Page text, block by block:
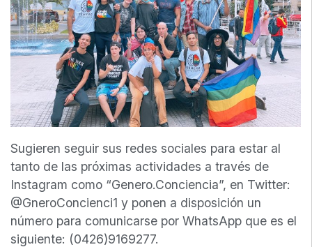
Sugieren seguir sus redes sociales para estar al
tanto de las próximas actividades a través de
Instagram como “Genero.Conciencia”, en Twitter:
@GneroConcienci1 y ponen a disposición un
número para comunicarse por WhatsApp que es el
siguiente: (0426)9169277.